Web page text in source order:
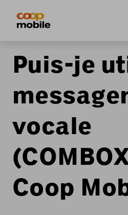
principale
Puis-je
vocale
Coop